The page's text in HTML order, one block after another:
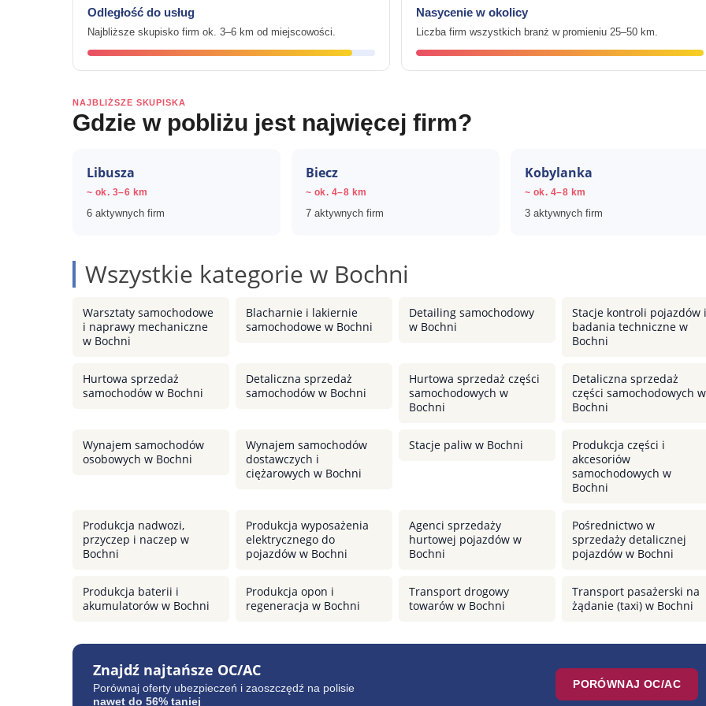
Odległość do usług
Najbliższe skupisko firm ok. 3–6 km od miejscowości.
Nasycenie w okolicy
Liczba firm wszystkich branż w promieniu 25–50 km.
NAJBLIŻSZE SKUPISKA
Gdzie w pobliżu jest najwięcej firm?
Libusza
~ ok. 3–6 km
6 aktywnych firm
Biecz
~ ok. 4–8 km
7 aktywnych firm
Kobylanka
~ ok. 4–8 km
3 aktywnych firm
Wszystkie kategorie w Bochni
Warsztaty samochodowe
i naprawy mechaniczne
w Bochni
Blacharnie i lakiernie
samochodowe w Bochni
Detailing samochodowy
w Bochni
Stacje kontroli pojazdów i
badania techniczne w
Bochni
Hurtowa sprzedaż
samochodów w Bochni
Detaliczna sprzedaż
samochodów w Bochni
Hurtowa sprzedaż części
samochodowych w
Bochni
Detaliczna sprzedaż
części samochodowych w
Bochni
Wynajem samochodów
osobowych w Bochni
Wynajem samochodów
dostawczych i
ciężarowych w Bochni
Stacje paliw w Bochni
Produkcja części i
akcesoriów
samochodowych w
Bochni
Produkcja nadwozi,
przyczep i naczep w
Bochni
Produkcja wyposażenia
elektrycznego do
pojazdów w Bochni
Agenci sprzedaży
hurtowej pojazdów w
Bochni
Pośrednictwo w
sprzedaży detalicznej
pojazdów w Bochni
Produkcja baterii i
akumulatorów w Bochni
Produkcja opon i
regeneracja w Bochni
Transport drogowy
towarów w Bochni
Transport pasażerski na
żądanie (taxi) w Bochni
Znajdź najtańsze OC/AC
Porównaj oferty ubezpieczeń i zaoszczędź na polisie
nawet do 56% taniej
PORÓWNAJ OC/AC